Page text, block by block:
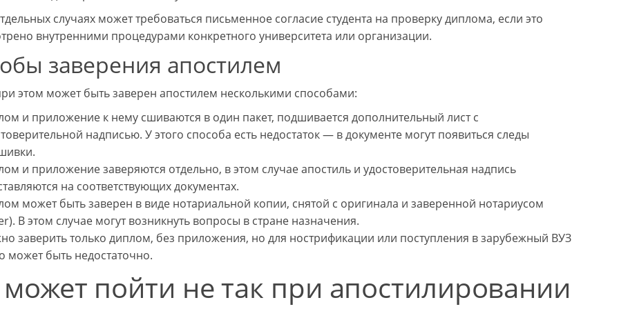
случаях может требоваться письменное согласие студента на проверку диплома, если это
внутренними процедурами конкретного университета или организации.
заверения апостилем
этом может быть заверен апостилем несколькими способами:
и приложение к нему сшиваются в один пакет, подшивается дополнительный лист с
надписью. У этого способа есть недостаток — в документе могут появиться следы
и приложение заверяются отдельно, в этом случае апостиль и удостоверительная надпись
на соответствующих документах.
может быть заверен в виде нотариальной копии, снятой с оригинала и заверенной нотариусом
В этом случае могут возникнуть вопросы в стране назначения.
заверить только диплом, без приложения, но для нострификации или поступления в зарубежный ВУЗ
может быть недостаточно.
пойти не так при апостилировании